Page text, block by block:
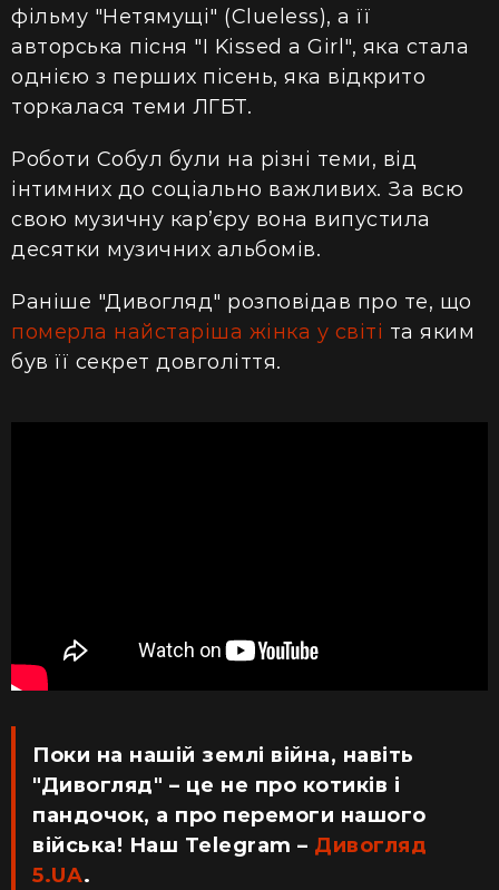
фільму "Нетямущі" (Clueless), а її
авторська пісня "I Kissed a Girl", яка стала
однією з перших пісень, яка відкрито
торкалася теми ЛГБТ.
Роботи Собул були на різні теми, від
інтимних до соціально важливих. За всю
свою музичну кар’єру вона випустила
десятки музичних альбомів.
Раніше "Дивогляд" розповідав про те, що
померла найстаріша жінка у світі та яким
був її секрет довголіття.
Поки на нашій землі війна, навіть
"Дивогляд" – це не про котиків і
пандочок, а про перемоги нашого
війська! Наш Telegram – Дивогляд
5.UA.